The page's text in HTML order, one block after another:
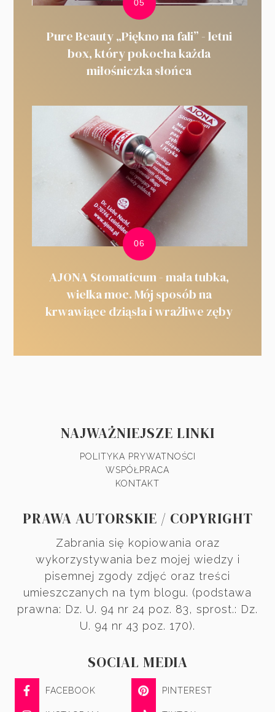
Pure Beauty „Piękno na fali” - letni
box, który pokocha każda
miłośniczka słońca
AJONA Stomaticum - mała tubka,
wielka moc. Mój sposób na
krwawiące dziąsła i wrażliwe zęby
NAJWAŻNIEJSZE LINKI
POLITYKA PRYWATNOŚCI
WSPÓŁPRACA
KONTAKT
PRAWA AUTORSKIE / COPYRIGHT
Zabrania się kopiowania oraz
wykorzystywania bez mojej wiedzy i
pisemnej zgody zdjęć oraz treści
umieszczanych na tym blogu. (podstawa
prawna: Dz. U. 94 nr 24 poz. 83, sprost.: Dz.
U. 94 nr 43 poz. 170).
SOCIAL MEDIA
FACEBOOK PINTEREST